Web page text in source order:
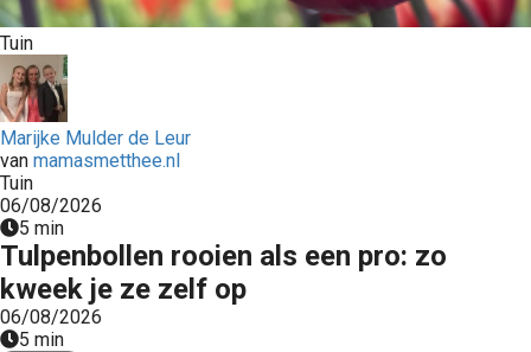
Tuin
Marijke Mulder de Leur
van mamasmetthee.nl
Tuin
06/08/2026
5 min
Tulpenbollen rooien als een pro: zo
kweek je ze zelf op
06/08/2026
5 min
de
Hierdoor
website-
van